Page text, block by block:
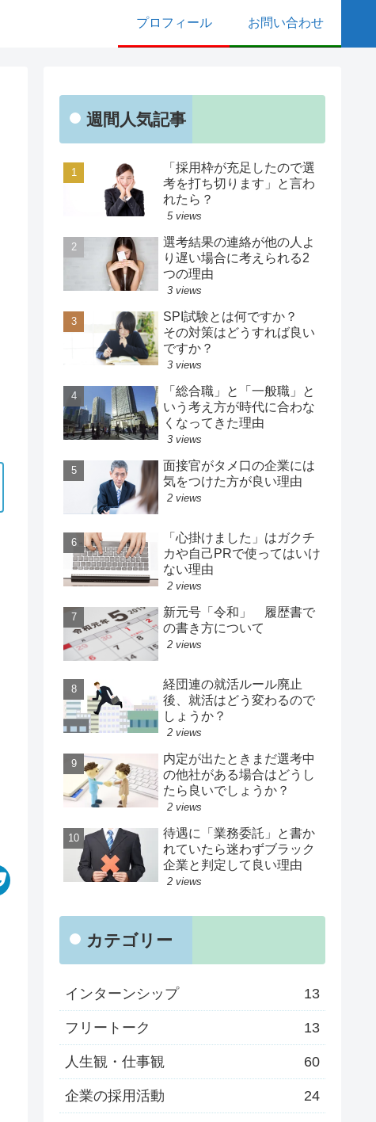
プロフィール お問い合わせ
週間人気記事
「採用枠が充足したので選
考を打ち切ります」と言わ
れたら？
5 views
選考結果の連絡が他の人よ
り遅い場合に考えられる2
つの理由
3 views
SPI試験とは何ですか？
その対策はどうすれば良い
ですか？
3 views
「総合職」と「一般職」と
いう考え方が時代に合わな
くなってきた理由
3 views
面接官がタメ口の企業には
気をつけた方が良い理由
2 views
「心掛けました」はガクチ
カや自己PRで使ってはいけ
ない理由
2 views
新元号「令和」 履歴書で
の書き方について
2 views
経団連の就活ルール廃止
後、就活はどう変わるので
しょうか？
2 views
内定が出たときまだ選考中
の他社がある場合はどうし
たら良いでしょうか？
2 views
待遇に「業務委託」と書か
れていたら迷わずブラック
企業と判定して良い理由
2 views
カテゴリー
インターンシップ 13
フリートーク 13
人生観・仕事観 60
企業の採用活動 24